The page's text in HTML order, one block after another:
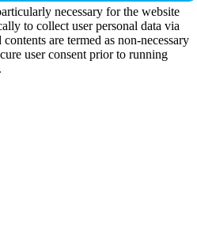
necessary for the website
to collect user personal data via
are termed as non-necessary
user consent prior to running